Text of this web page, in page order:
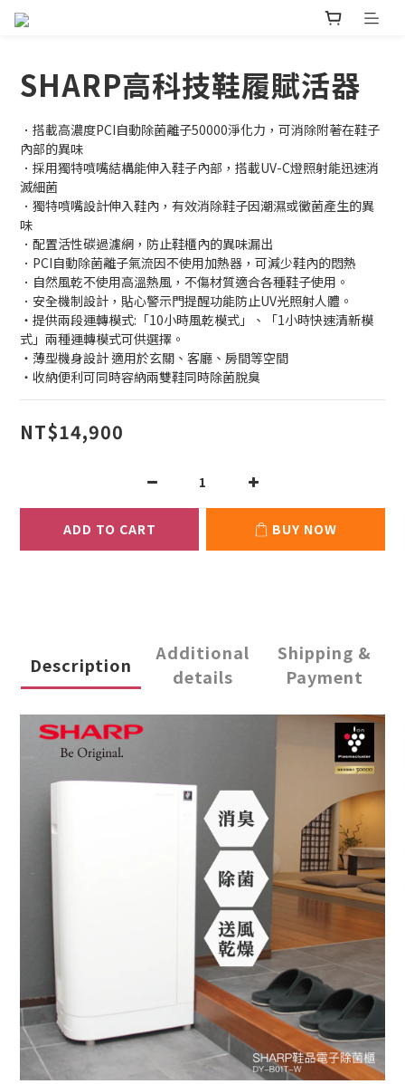
SHARP高科技鞋履賦活器
．搭載高濃度PCI自動除菌離子50000淨化力，可消除附著在鞋子
內部的異味
．採用獨特噴嘴結構能伸入鞋子內部，搭載UV-C燈照射能迅速消
滅細菌
．獨特噴嘴設計伸入鞋內，有效消除鞋子因潮濕或黴菌產生的異
味
．配置活性碳過濾網，防止鞋櫃內的異味漏出
．PCI自動除菌離子氣流因不使用加熱器，可減少鞋內的悶熱
．自然風乾不使用高溫熱風，不傷材質適合各種鞋子使用。
．安全機制設計，貼心警示門提醒功能防止UV光照射人體。
・提供兩段運轉模式:「10小時風乾模式」、「1小時快速清新模
式」兩種運轉模式可供選擇。
・薄型機身設計 適用於玄關、客廳、房間等空間
・收納便利可同時容納兩雙鞋同時除菌脫臭
NT$14,900
ADD TO CART BUY NOW
Description
Additional
details
Shipping &
Payment